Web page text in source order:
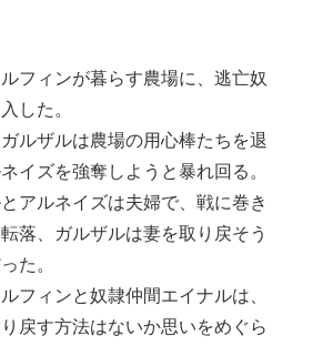
フィンが暮らす農場に、逃亡奴
した。
ルザルは農場の用心棒たちを退
イズを強奪しようと暴れ回る。
アルネイズは夫婦で、戦に巻き
落、ガルザルは妻を取り戻そう
た。
フィンと奴隷仲間エイナルは、
戻す方法はないか思いをめぐら